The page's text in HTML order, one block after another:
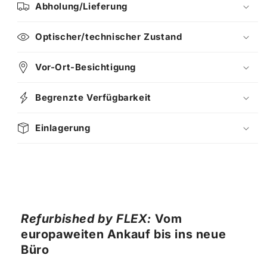
Abholung/Lieferung
Optischer/technischer Zustand
Vor-Ort-Besichtigung
Begrenzte Verfügbarkeit
Einlagerung
Refurbished by FLEX: Vom
europaweiten Ankauf bis ins neue
Büro